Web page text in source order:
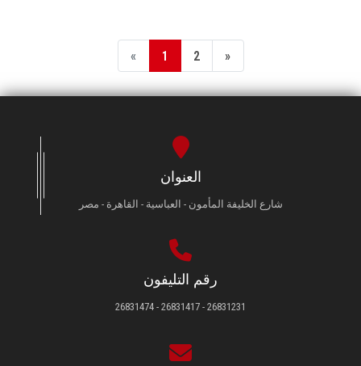
« 1 2 »
العنوان
شارع الخليفة المأمون - العباسية - القاهرة - مصر
رقم التليفون
26831231 - 26831417 - 26831474